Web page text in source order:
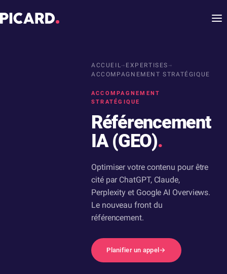
ACCUEIL→ EXPERTISES→
ACCOMPAGNEMENT STRATÉGIQUE
ACCOMPAGNEMENT
STRATÉGIQUE
Référencement
IA (GEO).
Optimiser votre contenu pour être
cité par ChatGPT, Claude,
Perplexity et Google AI Overviews.
Le nouveau front du
référencement.
Planifier un appel →